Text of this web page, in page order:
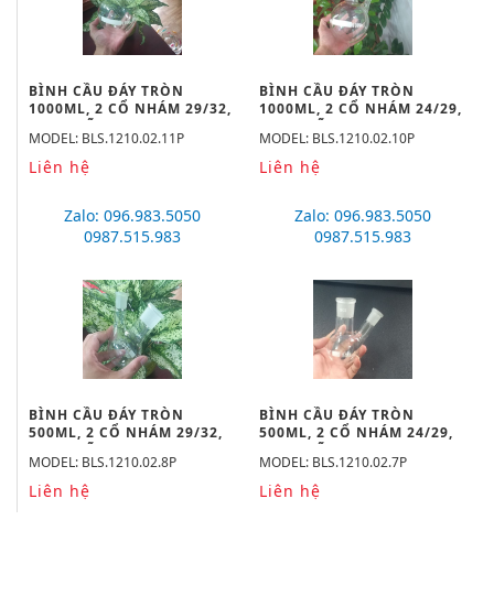
BÌNH CẦU ĐÁY TRÒN
1000ML, 2 CỔ NHÁM 29/32,
19/26 HÃNG BIOHALL
MODEL: BLS.1210.02.11P
Liên hệ
BÌNH CẦU ĐÁY TRÒN
1000ML, 2 CỔ NHÁM 24/29,
19/26 HÃNG BIOHALL
MODEL: BLS.1210.02.10P
Liên hệ
Zalo: 096.983.5050
0987.515.983
BÌNH CẦU ĐÁY TRÒN
500ML, 2 CỔ NHÁM 29/32,
19/26 HÃNG BIOHALL
MODEL: BLS.1210.02.8P
Liên hệ
Zalo: 096.983.5050
0987.515.983
BÌNH CẦU ĐÁY TRÒN
500ML, 2 CỔ NHÁM 24/29,
19/26 HÃNG BIOHALL
MODEL: BLS.1210.02.7P
Liên hệ